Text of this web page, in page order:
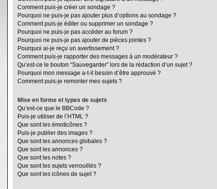
Comment puis-je créer un sondage ?
Pourquoi ne puis-je pas ajouter plus d’options au sondage ?
Comment puis-je éditer ou supprimer un sondage ?
Pourquoi ne puis-je pas accéder au forum ?
Pourquoi ne puis-je pas ajouter de pièces jointes ?
Pourquoi ai-je reçu un avertissement ?
Comment puis-je rapporter des messages à un modérateur ?
Qu’est-ce le bouton “Sauvegarder” lors de la rédaction d’un sujet ?
Pourquoi mon message a-t-il besoin d’être approuvé ?
Comment puis-je remonter mes sujets ?
Mise en forme et types de sujets
Qu’est-ce que le BBCode ?
Puis-je utiliser de l’HTML ?
Que sont les émoticônes ?
Puis-je publier des images ?
Que sont les annonces globales ?
Que sont les annonces ?
Que sont les notes ?
Que sont les sujets verrouillés ?
Que sont les icônes de sujet ?